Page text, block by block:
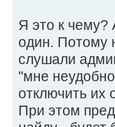
Я это к чему?
один. Потому
слушали
"мне
отключить их
При этом